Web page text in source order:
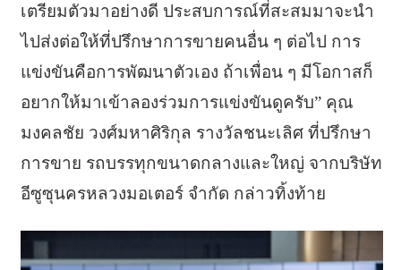
เตรียมตัวมาอย่างดี ประสบการณ์ที่สะสมมาจะนำ
ไปส่งต่อให้ที่ปรึกษาการขายคนอื่น ๆ ต่อไป การ
แข่งขันคือการพัฒนาตัวเอง ถ้าเพื่อน ๆ มีโอกาสก็
อยากให้มาเข้าลองร่วมการแข่งขันดูครับ” คุณ
มงคลชัย วงศ์มหาศิริกุล รางวัลชนะเลิศ ที่ปรึกษา
การขาย รถบรรทุกขนาดกลางและใหญ่ จากบริษัท
อีซูซุนครหลวงมอเตอร์ จำกัด กล่าวทิ้งท้าย